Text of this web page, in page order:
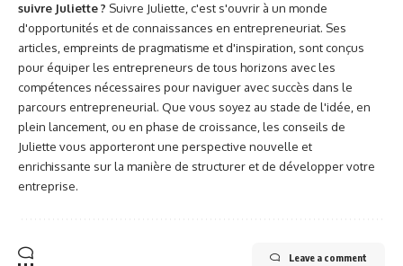
suivre Juliette ? Suivre Juliette, c'est s'ouvrir à un monde
d'opportunités et de connaissances en entrepreneuriat. Ses
articles, empreints de pragmatisme et d'inspiration, sont conçus
pour équiper les entrepreneurs de tous horizons avec les
compétences nécessaires pour naviguer avec succès dans le
parcours entrepreneurial. Que vous soyez au stade de l'idée, en
plein lancement, ou en phase de croissance, les conseils de
Juliette vous apporteront une perspective nouvelle et
enrichissante sur la manière de structurer et de développer votre
entreprise.
Leave a comment